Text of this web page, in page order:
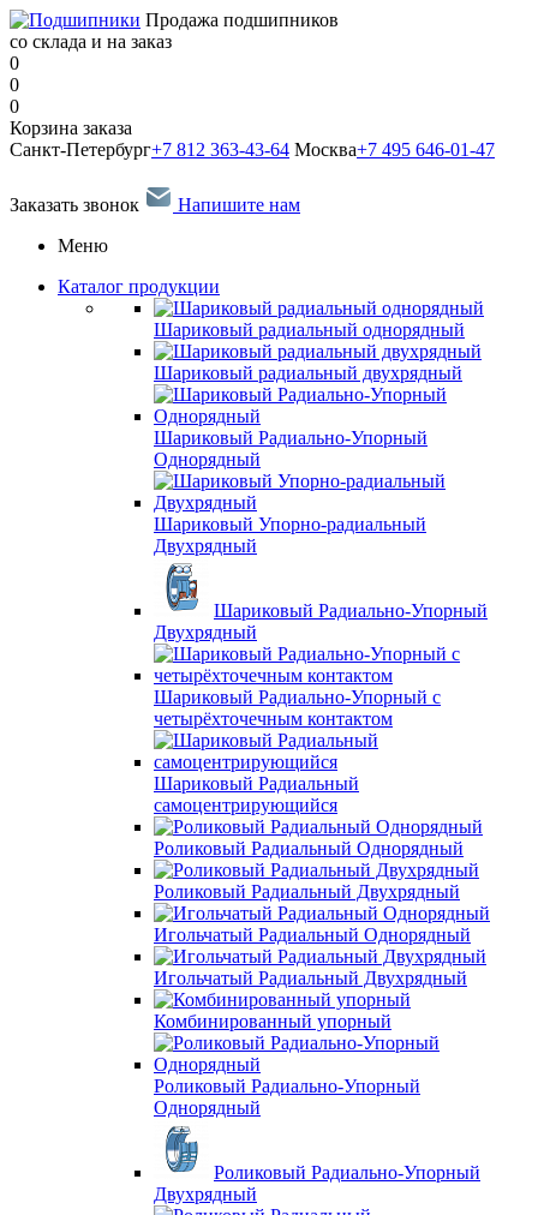
Продажа подшипников
со склада и на заказ
0
0
0
Корзина заказа
Санкт-Петербург+7 812 363-43-64 Москва+7 495 646-01-47
Заказать звонок
Напишите нам
Меню
Каталог продукции
Шариковый радиальный однорядный
Шариковый радиальный двухрядный
Шариковый Радиально-Упорный
Однорядный
Шариковый Упорно-радиальный
Двухрядный
Шариковый Радиально-Упорный
Двухрядный
Шариковый Радиально-Упорный с
четырёхточечным контактом
Шариковый Радиальный
самоцентрирующийся
Роликовый Радиальный Однорядный
Роликовый Радиальный Двухрядный
Игольчатый Радиальный Однорядный
Игольчатый Радиальный Двухрядный
Комбинированный упорный
Роликовый Радиально-Упорный
Однорядный
Роликовый Радиально-Упорный
Двухрядный